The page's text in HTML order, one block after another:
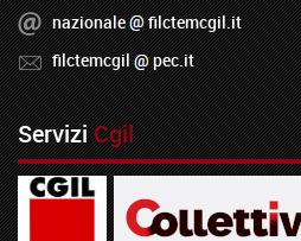
nazionale
filctemcgil.it
filctemcgil
pec.it
ServiziCgil